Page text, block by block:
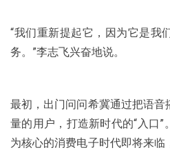
“我们重新提起它，因为它是我
务。”李志飞兴奋地说。
最初，出门问问希冀通过把语
量的用户，打造新时代的“入口
为核心的消费电子时代即将来